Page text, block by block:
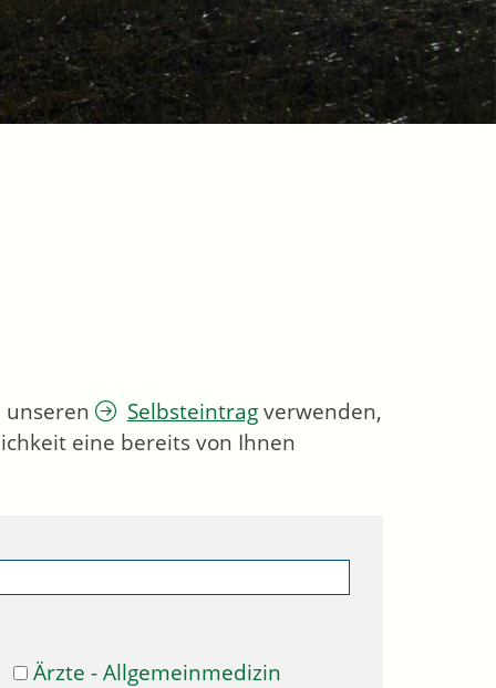
unseren Selbsteintragverwenden,
eine bereits von Ihnen
Ärzte - Allgemeinmedizin